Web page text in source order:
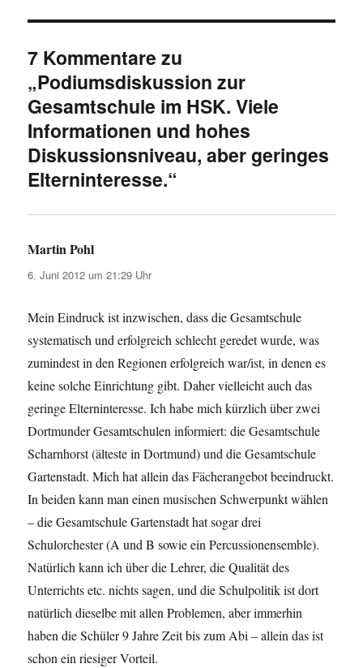
7 Kommentare zu
„Podiumsdiskussion zur
Gesamtschule im HSK. Viele
Informationen und hohes
Diskussionsniveau, aber geringes
Elterninteresse.“
Martin Pohl
6. Juni 2012 um 21:29 Uhr
Mein Eindruck ist inzwischen, dass die Gesamtschule
systematisch und erfolgreich schlecht geredet wurde, was
zumindest in den Regionen erfolgreich war/ist, in denen es
keine solche Einrichtung gibt. Daher vielleicht auch das
geringe Elterninteresse. Ich habe mich kürzlich über zwei
Dortmunder Gesamtschulen informiert: die Gesamtschule
Scharnhorst (älteste in Dortmund) und die Gesamtschule
Gartenstadt. Mich hat allein das Fächerangebot beeindruckt.
In beiden kann man einen musischen Schwerpunkt wählen
– die Gesamtschule Gartenstadt hat sogar drei
Schulorchester (A und B sowie ein Percussionensemble).
Natürlich kann ich über die Lehrer, die Qualität des
Unterrichts etc. nichts sagen, und die Schulpolitik ist dort
natürlich dieselbe mit allen Problemen, aber immerhin
haben die Schüler 9 Jahre Zeit bis zum Abi – allein das ist
schon ein riesiger Vorteil.